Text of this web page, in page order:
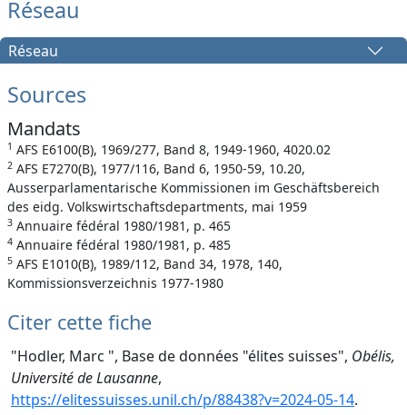
Réseau
Réseau
Sources
Mandats
1 AFS E6100(B), 1969/277, Band 8, 1949-1960, 4020.02
2 AFS E7270(B), 1977/116, Band 6, 1950-59, 10.20,
Ausserparlamentarische Kommissionen im Geschäftsbereich
des eidg. Volkswirtschaftsdepartments, mai 1959
3 Annuaire fédéral 1980/1981, p. 465
4 Annuaire fédéral 1980/1981, p. 485
5 AFS E1010(B), 1989/112, Band 34, 1978, 140,
Kommissionsverzeichnis 1977-1980
Citer cette fiche
"Hodler, Marc ", Base de données "élites suisses", Obélis,
Université de Lausanne,
https://elitessuisses.unil.ch/p/88438?v=2024-05-14.